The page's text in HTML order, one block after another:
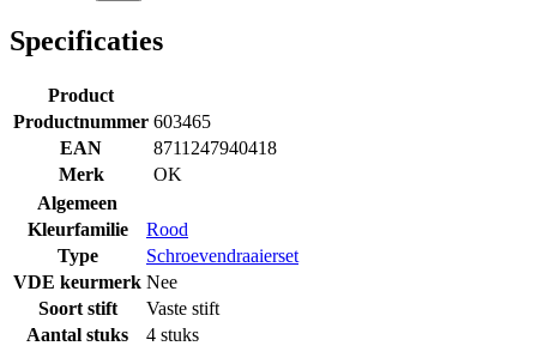
Specificaties
Product
Productnummer 603465
EAN
8711247940418
Merk
OK
Algemeen
Kleurfamilie
Rood
Type
Schroevendraaierset
VDE keurmerk Nee
Soort stift
Vaste stift
Aantal stuks
4 stuks